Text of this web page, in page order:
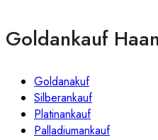
Goldankauf
Goldanakuf
Silberankauf
Platinankauf
Palladiumankauf